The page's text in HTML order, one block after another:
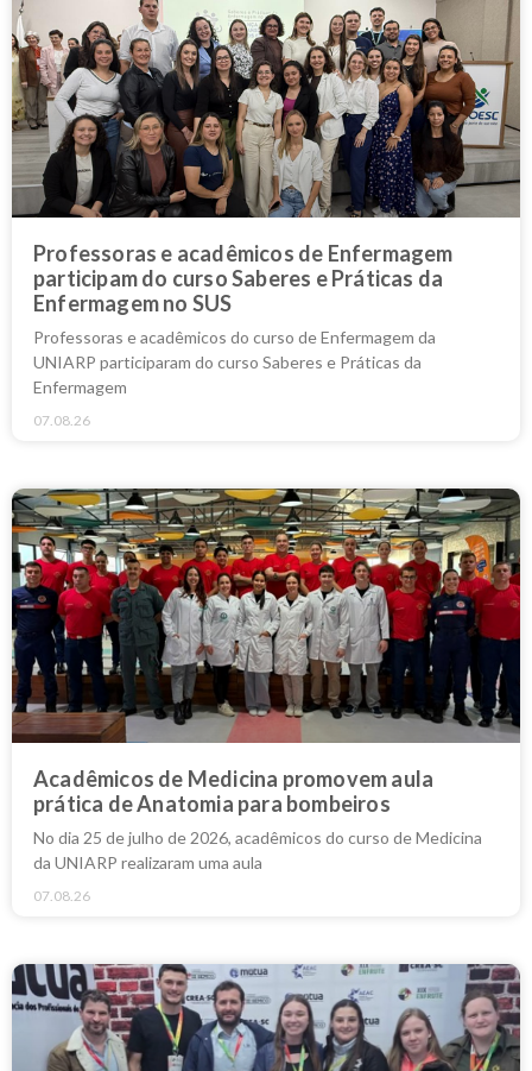
Professoras e acadêmicos de Enfermagem
participam do curso Saberes e Práticas da
Enfermagem no SUS
Professoras e acadêmicos do curso de Enfermagem da
UNIARP participaram do curso Saberes e Práticas da
Enfermagem
07.08.26
Acadêmicos de Medicina promovem aula
prática de Anatomia para bombeiros
No dia 25 de julho de 2026, acadêmicos do curso de Medicina
da UNIARP realizaram uma aula
07.08.26